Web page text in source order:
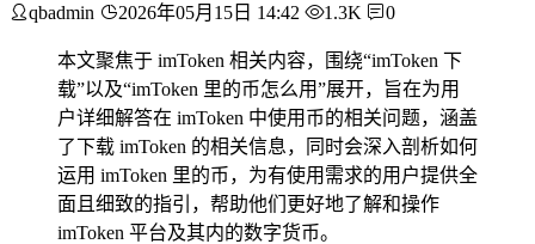
qbadmin 2026年05月15日 14:42 1.3K 0
本文聚焦于 imToken 相关内容，围绕“imToken 下
载”以及“imToken 里的币怎么用”展开，旨在为用
户详细解答在 imToken 中使用币的相关问题，涵盖
了下载 imToken 的相关信息，同时会深入剖析如何
运用 imToken 里的币，为有使用需求的用户提供全
面且细致的指引，帮助他们更好地了解和操作
imToken 平台及其内的数字货币。